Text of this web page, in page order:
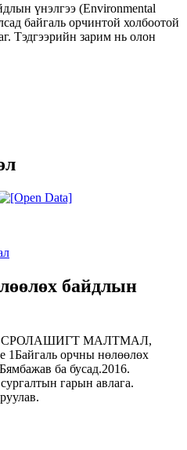
үнэлгээ (Environmental
байгаль орчинтой холбоотой
Тэдгээрийн зарим нь олон
байдлын
МАЛТМАЛ,
орчны нөлөөлөх
ба бусад.2016.
гарын авлага.